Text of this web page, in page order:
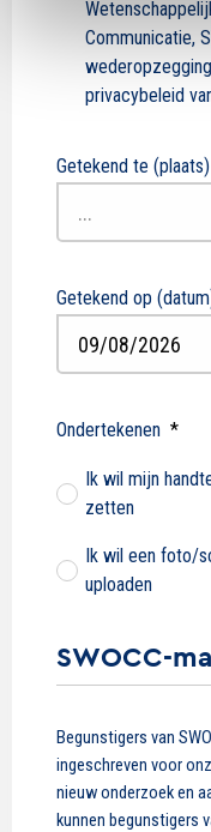
Communicatie,
privacybeleid
Getekend te (plaats)
Getekend op
slash
slash
Ondertekenen *
Ik wil mijn
zetten
Ik wil een foto/
uploaden
SWOCC-
SWOCC-
mailings
en
nieuwsbrief
Begunstigers van
ingeschreven voor
nieuw onderzoek en
kunnen begunstigers